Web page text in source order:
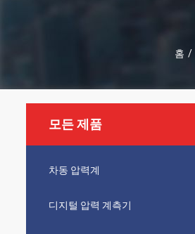
홈 /
모든 제품
차동 압력계
디지털 압력 계측기